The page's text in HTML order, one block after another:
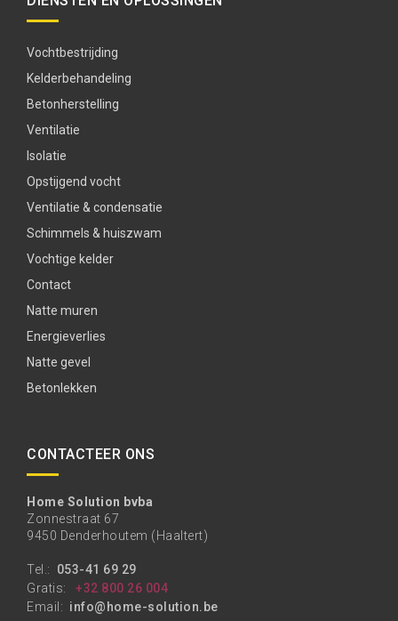
Vochtbestrijding
Kelderbehandeling
Betonherstelling
Ventilatie
Isolatie
Opstijgend vocht
Ventilatie & condensatie
Schimmels & huiszwam
Vochtige kelder
Contact
Natte muren
Energieverlies
Natte gevel
Betonlekken
CONTACTEER ONS
Home Solution bvba
Zonnestraat 67
9450 Denderhoutem (Haaltert)
Tel.: 053-41 69 29
Gratis:
+32 800 26 004
Email: info@home-solution.be